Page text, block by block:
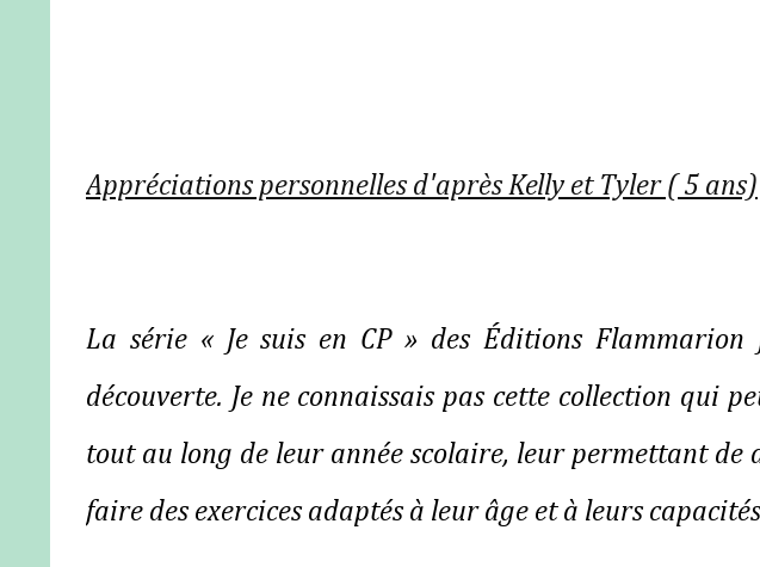
Appréciations personnelles d'après Kelly et Tyler ( 5 ans)
La série « Je suis en CP » des Éditions Flammarion
découverte. Je ne connaissais pas cette collection qui
tout au long de leur année scolaire, leur permettant de
faire des exercices adaptés à leur âge et à leurs